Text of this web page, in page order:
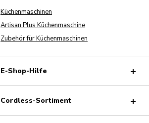
Küchenmaschinen
Artisan Plus Küchenmaschine
Zubehör für Küchenmaschinen
E-Shop-Hilfe
Cordless-Sortiment